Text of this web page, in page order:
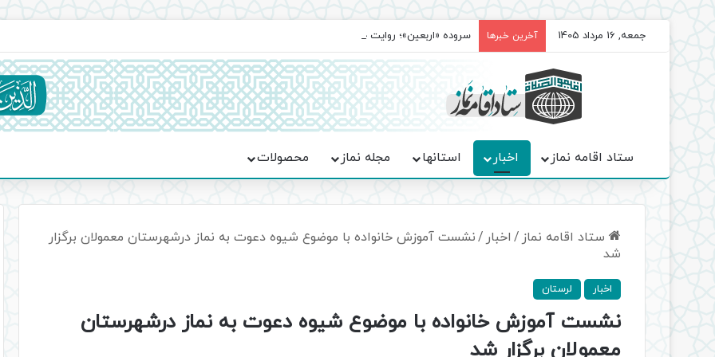
جمعه, 16 مرداد 1405 آخرین خبرها سروده‌ «اربعین»؛ روایت حماسه، استقامت و تمدن‌سازی امت اسلامی
ستاد اقامه نماز اخبار استانها مجله نماز محصولات
ستاد اقامه نماز / اخبار /نشست آموزش خانواده با موضوع شیوه دعوت به نماز درشهرستان معمولان برگزار
شد
اخبار لرستان
نشست آموزش خانواده با موضوع شیوه دعوت به نماز درشهرستان
معمولان برگزار شد